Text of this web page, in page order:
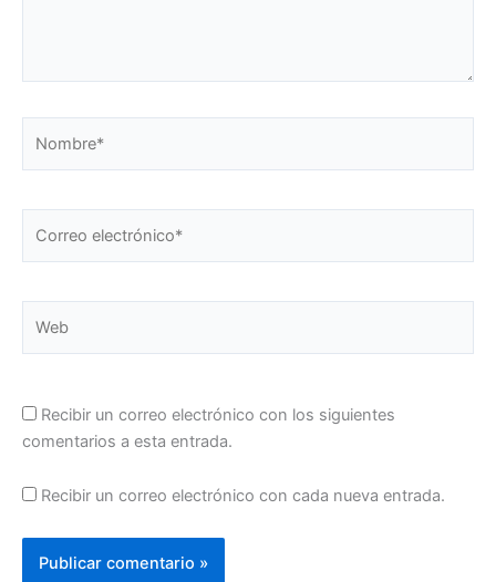
electrónico*
Recibir un correo electrónico con los siguientes
comentarios a esta entrada.
Recibir un correo electrónico con cada nueva entrada.